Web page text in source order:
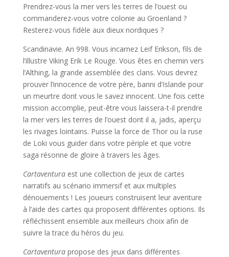
Prendrez-vous la mer vers les terres de l’ouest ou
commanderez-vous votre colonie au Groenland ?
Resterez-vous fidèle aux dieux nordiques ?
Scandinavie. An 998. Vous incarnez Leif Erikson, fils de
l’illustre Viking Erik Le Rouge. Vous êtes en chemin vers
l’Althing, la grande assemblée des clans. Vous devrez
prouver l’innocence de votre père, banni d’Islande pour
un meurtre dont vous le savez innocent. Une fois cette
mission accomplie, peut-être vous laissera-t-il prendre
la mer vers les terres de l’ouest dont il a, jadis, aperçu
les rivages lointains. Puisse la force de Thor ou la ruse
de Loki vous guider dans votre périple et que votre
saga résonne de gloire à travers les âges.
Cartaventura est une collection de jeux de cartes
narratifs au scénario immersif et aux multiples
dénouements ! Les joueurs construisent leur aventure
à l’aide des cartes qui proposent différentes options. Ils
réfléchissent ensemble aux meilleurs choix afin de
suivre la trace du héros du jeu.
Cartaventura propose des jeux dans différentes